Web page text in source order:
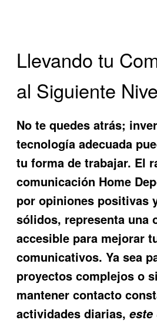
Llevando tu
al Siguiente
No te quedes atrás;
tecnología adecuada
tu forma de trabajar. El
comunicación Home
por opiniones positivas
sólidos, representa una
accesible para mejorar
comunicativos. Ya sea
proyectos complejos o
mantener contacto
actividades diarias,